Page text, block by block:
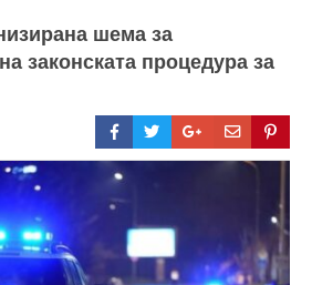
шема за
законската процедура за